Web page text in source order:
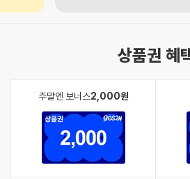
상품권 혜
주말엔 보너스2,000원